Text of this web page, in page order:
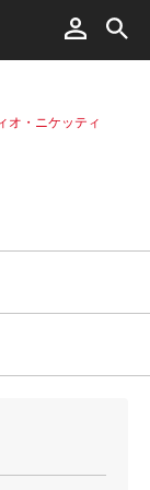
オ・ニケッティ